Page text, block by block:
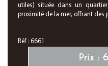
utiles) située dans un
proximité de la mer, offrant des
Réf : 6661
Prix :